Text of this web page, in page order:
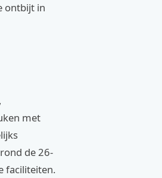
ontbijt in
met
de 26-
faciliteiten.